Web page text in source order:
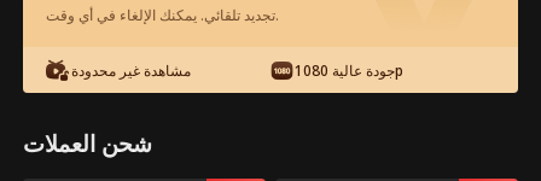
تجديد تلقائي. يمكنك الإلغاء في أي وقت.
مشاهدة غير محدودة جودة عالية 1080p
شحن العملات